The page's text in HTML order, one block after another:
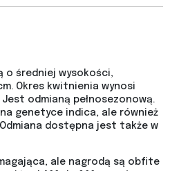
o średniej wysokości,
Okres kwitnienia wynosi
odmianą pełnosezonową.
genetyce indica, ale również
Odmiana dostępna jest także w
ale nagrodą są obfite